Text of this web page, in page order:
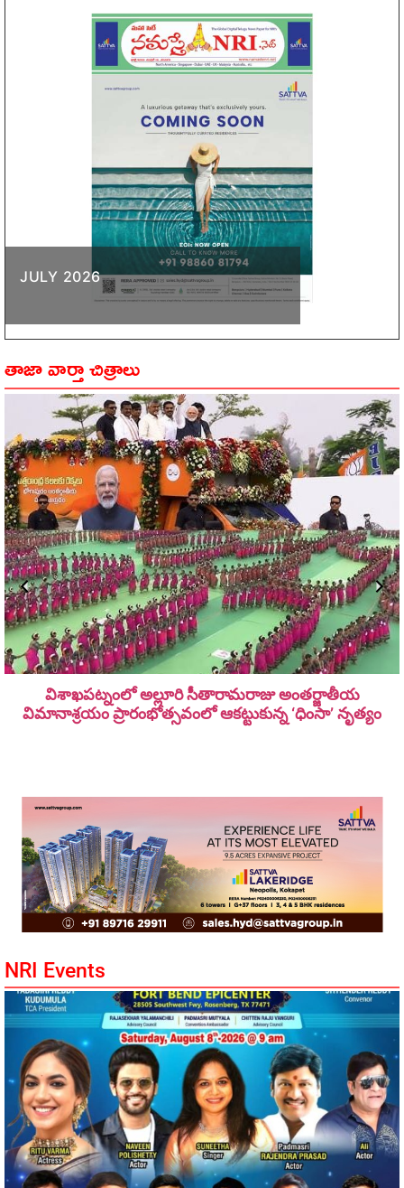
JULY 2026
తాజా వార్తా చిత్రాలు
విశాఖపట్నంలో అల్లూరి సీతారామ‌రాజు అంత‌ర్జాతీయ
విమానాశ్ర‌యం ప్రారంభోత్సవంలో ఆకట్టుకున్న ‘ధింసా’ నృత్యం
NRI Events